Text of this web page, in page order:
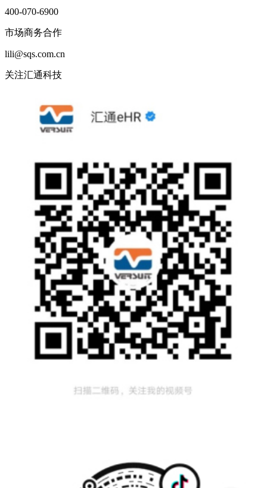
400-070-6900
市场商务合作
lili@sqs.com.cn
关注汇通科技